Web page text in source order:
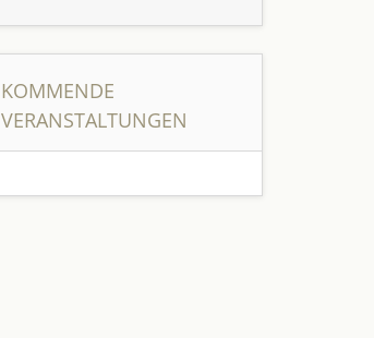
KOMMENDE
VERANSTALTUNGEN